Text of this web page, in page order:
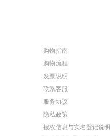
购物指南
购物流程
发票说明
联系客服
服务协议
隐私政策
授权信息与实名登记说明